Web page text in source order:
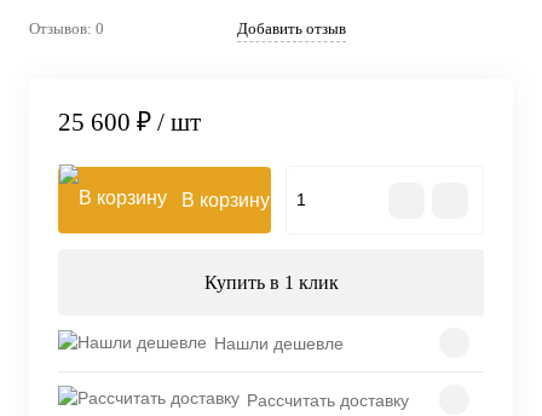
Отзывов: 0 Добавить отзыв
25 600 ₽ / шт
В корзину
Купить в 1 клик
Нашли дешевле
Рассчитать доставку